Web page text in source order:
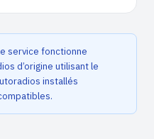
service fonctionne
d’origine utilisant le
installés